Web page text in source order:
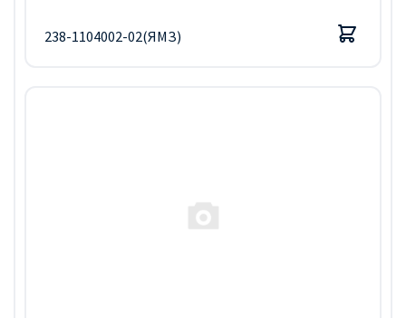
238-1104002-02(ЯМЗ)